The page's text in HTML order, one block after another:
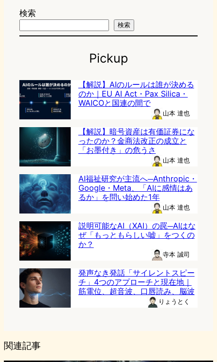
検索
検索
Pickup
【解説】AIのルールは誰が決める
のか｜EU AI Act・Pax Silica・
WAICOと国連の間で
山本 達也
【解説】暗号資産は有価証券にな
ったのか？金商法改正の成立と
「お墨付き」の危うさ
山本 達也
AI福祉研究が主流へ─Anthropic・
Google・Meta、「AIに感情はあ
るか」を問い始めた1年
山本 達也
説明可能なAI（XAI）の罠─AIはな
ぜ「もっともらしい嘘」をつくの
か？
寺本 誠司
発声なき発話「サイレントスピー
チ」4つのアプローチと現在地｜
筋電位、超音波、口唇読み、脳波
りょうとく
関連記事